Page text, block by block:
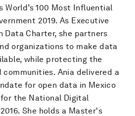
World’s 100 Most Influential
2019. As Executive
Data Charter, she partners
organizations to make data
while protecting the
Ania delivered a
for open data in Mexico
the National Digital
She holds a Master's